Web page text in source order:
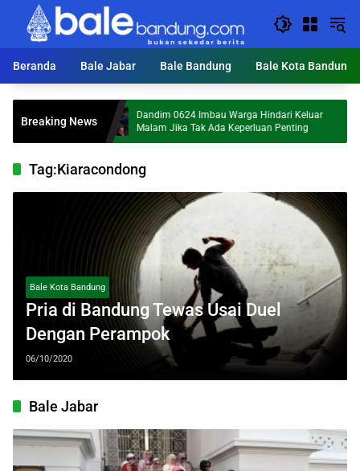
Langsung
konten
Beranda
Bale Jabar Bale Bandung Bale Kota Bandung
Breaking News
Dandim 0624 Imbau Warga Hindari Keluar
Malam Jika Tak Ada Keperluan Penting
Tag:Kiaracondong
Bale Kota Bandung
Pria di Bandung Tewas Usai Duel
Dengan Perampok
06/10/2020
Bale Jabar